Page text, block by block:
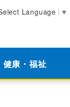
Language ▼
健康・福祉